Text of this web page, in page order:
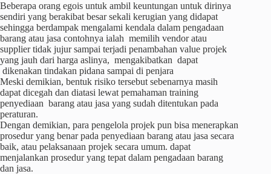
Beberapa orang egois untuk ambil keuntungan untuk dirinya
sendiri yang berakibat besar sekali kerugian yang didapat
sehingga berdampak mengalami kendala dalam pengadaan
barang atau jasa contohnya ialah memilih vendor atau
supplier tidak jujur sampai terjadi penambahan value projek
yang jauh dari harga aslinya, mengakibatkan dapat
dikenakan tindakan pidana sampai di penjara
Meski demikian, bentuk risiko tersebut sebenarnya masih
dapat dicegah dan diatasi lewat pemahaman training
penyediaan barang atau jasa yang sudah ditentukan pada
peraturan.
Dengan demikian, para pengelola projek pun bisa menerapkan
prosedur yang benar pada penyediaan barang atau jasa secara
baik, atau pelaksanaan projek secara umum. dapat
menjalankan prosedur yang tepat dalam pengadaan barang
dan jasa.